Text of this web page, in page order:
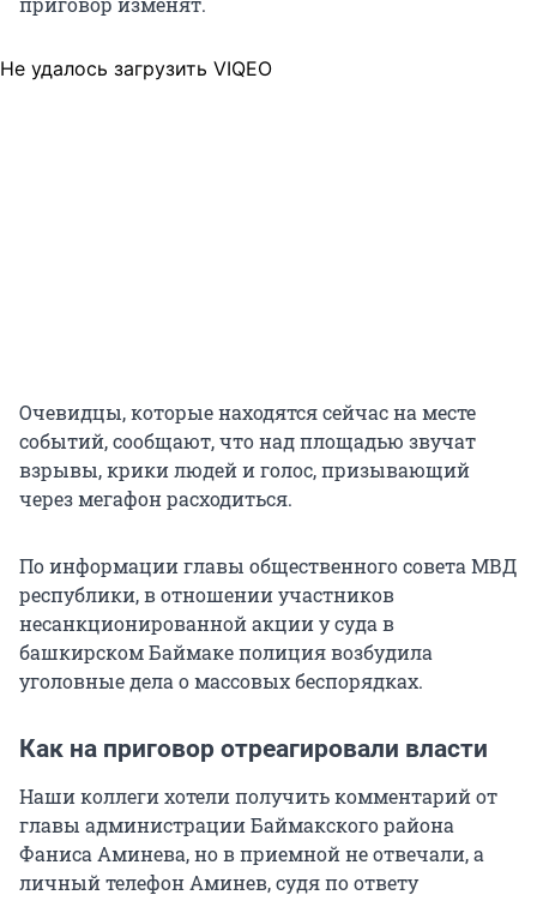
Не удалось загрузить VIQEO
Очевидцы, которые находятся сейчас на месте
событий, сообщают, что над площадью звучат
взрывы, крики людей и голос, призывающий
через мегафон расходиться.
По информации главы общественного совета МВД
республики, в отношении участников
несанкционированной акции у суда в
башкирском Баймаке полиция возбудила
уголовные дела о массовых беспорядках.
Как на приговор отреагировали власти
Наши коллеги хотели получить комментарий от
главы администрации Баймакского района
Фаниса Аминева, но в приемной не отвечали, а
личный телефон Аминев, судя по ответу